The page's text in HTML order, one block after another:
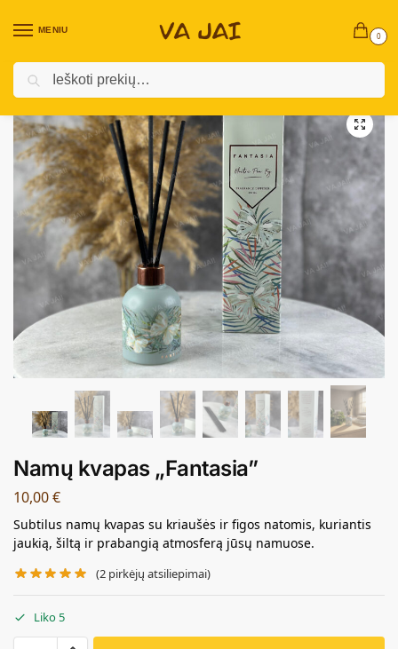
MENIU
0
Pradžia / Namų dekoras ir aksesuarai
Namų kvapas „Fantasia”
10,00€
Subtilus namų kvapas su kriaušės ir figos natomis, kuriantis
jaukią, šiltą ir prabangią atmosferą jūsų namuose.
(2 pirkėjų atsiliepimai)
Liko 5